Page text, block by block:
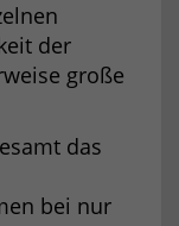
der
große
das
bei nur